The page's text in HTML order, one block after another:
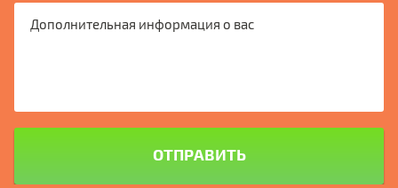
ОТПРАВИТЬ